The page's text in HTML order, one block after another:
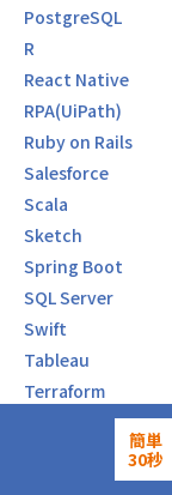
PostgreSQL
R
React Native
RPA(UiPath)
Ruby on Rails
Salesforce
Scala
Sketch
Spring Boot
SQL Server
Swift
Tableau
Terraform
TypeScript
簡単
30秒